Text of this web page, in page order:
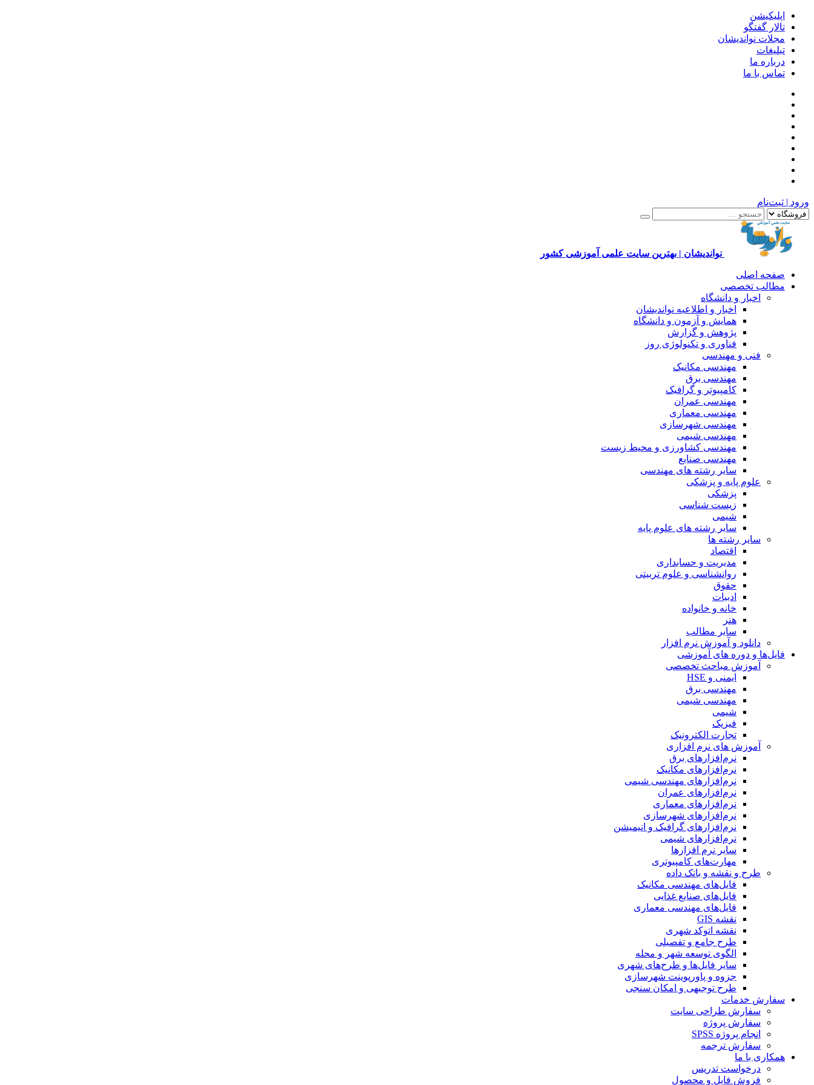
اپلیکیشن
تالار گفتگو
مجلات نواندیشان
تبلیغات
درباره ما
تماس با ما
ورود | ثبت‌نام
نواندیشان | بهترین سایت علمی آموزشی کشور
صفحه اصلی
مطالب تخصصی
اخبار و دانشگاه
اخبار و اطلاعیه نواندیشان
همایش و آزمون و دانشگاه
پژوهش و گزارش
فناوری و تکنولوژی روز
فنی و مهندسی
مهندسی مکانیک
مهندسی برق
کامپیوتر و گرافیک
مهندسی عمران
مهندسی معماری
مهندسی شهرسازی
مهندسی شیمی
مهندسی کشاورزی و محیط زیست
مهندسی صنایع
سایر رشته های مهندسی
علوم پایه و پزشکی
پزشکی
زیست شناسی
شیمی
سایر رشته های علوم پایه
سایر رشته ها
اقتصاد
مدیریت و حسابداری
روانشناسی و علوم تربیتی
حقوق
ادبیات
خانه و خانواده
هنر
سایر مطالب
دانلود و آموزش نرم افزار
فایل‌ها و دوره های آموزشی
آموزش مباحث تخصصی
ایمنی و HSE
مهندسی برق
مهندسی شیمی
شیمی
فیزیک
تجارت الکترونیک
آموزش های نرم افزاری
نرم‌افزارهای برق
نرم‌افزارهای مکانیک
نرم‌افزارهای مهندسی شیمی
نرم‌افزارهای عمران
نرم‌افزارهای معماری
نرم‌افزارهای شهرسازی
نرم‌افزارهای گرافیک و انیمیشن
نرم‌افزارهای شیمی
سایر نرم افزارها
مهارت‌های کامپیوتری
طرح و نقشه و بانک داده
فایل‌های مهندسی مکانیک
فایل‌های صنایع غذایی
فایل‌های مهندسی معماری
نقشه GIS
نقشه اتوکد شهری
طرح جامع و تفصیلی
الگوی توسعه شهر و محله
سایر فایل‌ها و طرح‌های شهری
جزوه و پاورپوینت شهرسازی
طرح توجیهی و امکان سنجی
سفارش خدمات
سفارش طراحی سایت
سفارش پروژه
انجام پروژه SPSS
سفارش ترجمه
همکاری با ما
درخواست تدریس
فروش فایل و محصول